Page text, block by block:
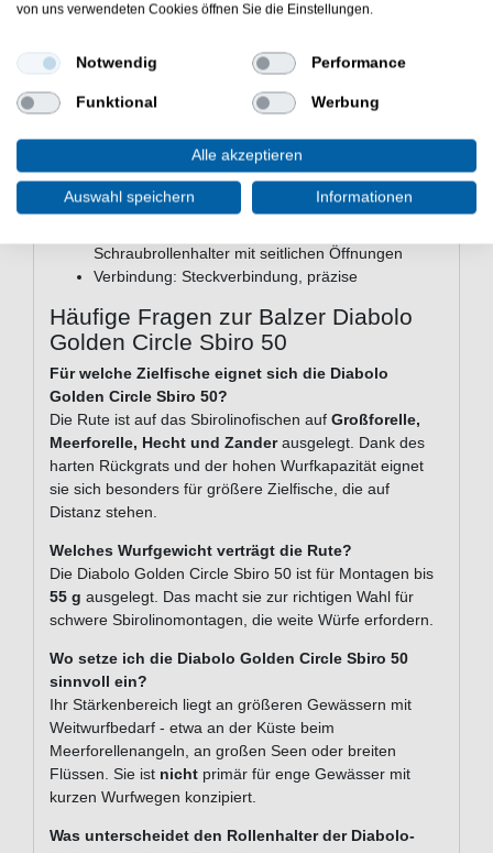
Transportlänge: 126cm
Wurfgewicht: 10-50g
Blank: IM-7 Kohlefaser in Kombination mit KWX
Beringung: Titanium SIC, schlank
Griff: Kork
Schraubrollenhalter mit seitlichen Öffnungen
Verbindung: Steckverbindung, präzise
Häufige Fragen zur Balzer Diabolo
Golden Circle Sbiro 50
Für welche Zielfische eignet sich die Diabolo
Golden Circle Sbiro 50?
Die Rute ist auf das Sbirolinofischen auf Großforelle,
Meerforelle, Hecht und Zanderausgelegt. Dank des
harten Rückgrats und der hohen Wurfkapazität eignet
sie sich besonders für größere Zielfische, die auf
Distanz stehen.
Welches Wurfgewicht verträgt die Rute?
Die Diabolo Golden Circle Sbiro 50 ist für Montagen bis
55 g ausgelegt. Das macht sie zur richtigen Wahl für
schwere Sbirolinomontagen, die weite Würfe erfordern.
Wo setze ich die Diabolo Golden Circle Sbiro 50
sinnvoll ein?
Ihr Stärkenbereich liegt an größeren Gewässern mit
Weitwurfbedarf - etwa an der Küste beim
Meerforellenangeln, an großen Seen oder breiten
Flüssen. Sie ist nicht primär für enge Gewässer mit
kurzen Wurfwegen konzipiert.
Was unterscheidet den Rollenhalter der Diabolo-
von uns verwendeten Cookies öffnen Sie die Einstellungen.
Notwendig Performance
Funktional Werbung
Alle akzeptieren
Auswahl speichern Informationen